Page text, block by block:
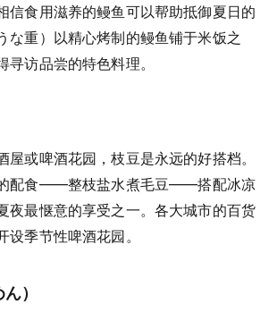
信食用滋养的鳗鱼可以帮助抵御夏日的
な重）以精心烤制的鳗鱼铺于米饭之
寻访品尝的特色料理。
屋或啤酒花园，枝豆是永远的好搭档。
配食——整枝盐水煮毛豆——搭配冰凉
夜最惬意的享受之一。各大城市的百货
设季节性啤酒花园。
）